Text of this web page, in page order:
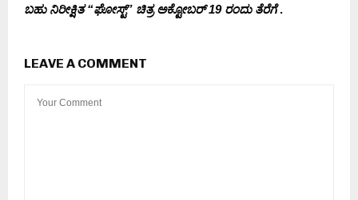
ಬಹು ನಿರೀಕ್ಷಿತ “ಘೋಸ್ಟ್” ಚಿತ್ರ ಅಕ್ಟೋಬರ್ 19 ರಂದು ತೆರೆಗೆ.
LEAVE A COMMENT